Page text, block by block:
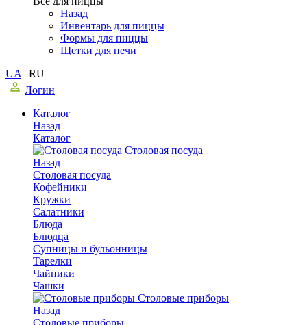
Назад
Инвентарь для пиццы
Формы для пиццы
Щетки для печи
UA | RU
Логин
Каталог
Назад
Каталог
Столовая посуда
Назад
Столовая посуда
Кофейники
Кружки
Салатники
Блюда
Блюдца
Супницы и бульонницы
Тарелки
Чайники
Чашки
Cтоловые приборы
Назад
Cтоловые приборы